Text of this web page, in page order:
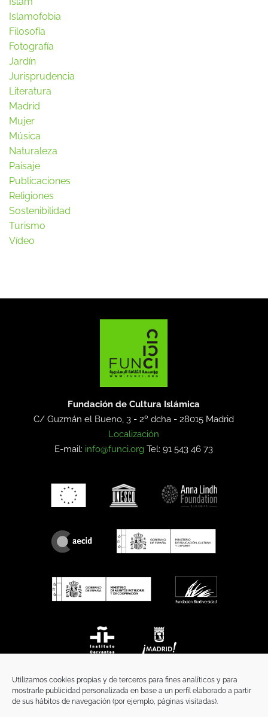
Utilizamos cookies propias y de terceros para fines analíticos y para
mostrarle publicidad personalizada en base a un perfil elaborado a partir
de sus hábitos de navegación (por ejemplo, páginas visitadas).
Islamofobia
Filosofía
Fotografía
Jardín
Jurisprudencia
Literatura
Madrid
Mujer
Música
Naturaleza
Paisaje
Publicaciones
Religiones
Sostenibilidad
Turismo
Vídeo
Fundación de Cultura Islámica
C/ Guzmán el Bueno, 3 - 2º dcha -28015 Madrid
Localización
E-mail: info@funci.org Tel: 91 543 46 73